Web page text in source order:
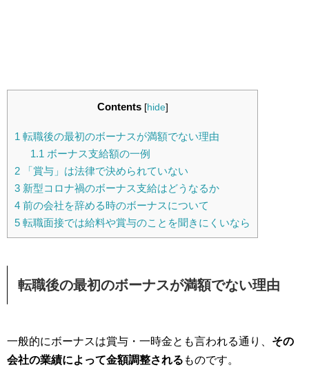
Contents [hide]
1 転職後の最初のボーナスが満額でない理由
1.1 ボーナス支給額の一例
2 「賞与」は法律で決められていない
3 新型コロナ禍のボーナス支給はどうなるか
4 前の会社を辞める時のボーナスについて
5 転職面接では給料や賞与のことを聞きにくいなら
転職後の最初のボーナスが満額でない理由
一般的にボーナスは賞与・一時金とも言われる通り、 その
会社の業績によって金額調整される ものです。